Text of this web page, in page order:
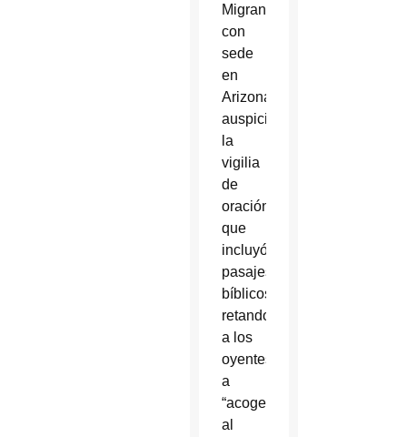
Migrantes,
con
sede
en
Arizona,
auspició
la
vigilia
de
oración,
que
incluyó
pasajes
bíblicos
retando
a los
oyentes
a
“acoger
al